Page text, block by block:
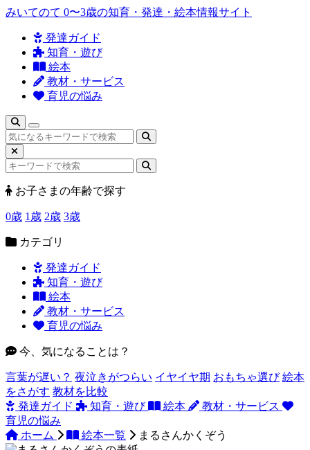
みいてのて 0〜3歳の知育・発達・絵本情報サイト
発達ガイド
知育・遊び
絵本
教材・サービス
育児の悩み
検
索
お子さまの年齢で探す
0歳 1歳 2歳 3歳
カテゴリ
発達ガイド
知育・遊び
絵本
教材・サービス
育児の悩み
今、気になることは？
言葉が遅い？ 夜泣きがつらい イヤイヤ期 おもちゃ選び 絵本
をさがす 教材を比較
発達ガイド
知育・遊び 絵本
教材・サービス
育児の悩み
ホーム
絵本一覧 まるさんかくぞう